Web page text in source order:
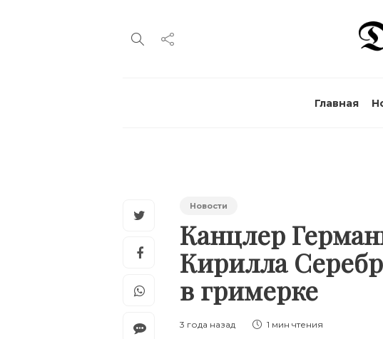
Главная
Новости
Канцлер
Кирилла
в гримерке
3 года назад 1 мин чтения